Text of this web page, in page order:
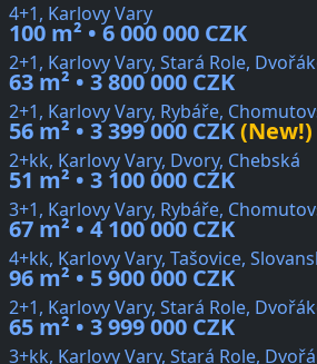
4+1, Karlovy Vary
100 m² • 6 000 000 CZK
2+1, Karlovy Vary, Stará Role,
63 m² • 3 800 000 CZK
2+1, Karlovy Vary, Rybáře,
56 m² • 3 399 000 CZK(New!)
2+kk, Karlovy Vary, Dvory, Chebská
51 m² • 3 100 000 CZK
3+1, Karlovy Vary, Rybáře,
67 m² • 4 100 000 CZK
4+kk, Karlovy Vary, Tašovice,
96 m² • 5 900 000 CZK
2+1, Karlovy Vary, Stará Role,
65 m² • 3 999 000 CZK
3+kk, Karlovy Vary, Stará Role,